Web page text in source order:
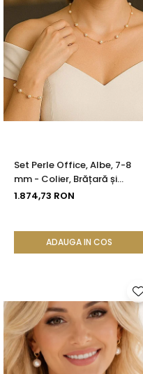
Set Perle Office, Albe, 7-8
mm - Colier, Brățară și
Cercei, Aur Galben 14K |
1.874,73 RON
ADAUGA IN COS